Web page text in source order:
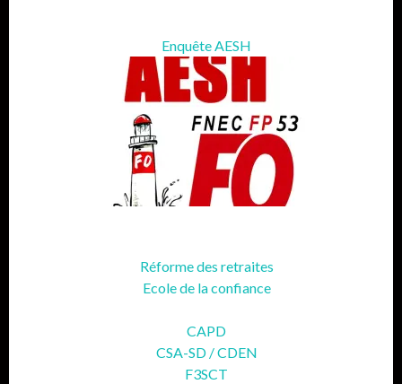
Enquête AESH
Réforme des retraites
Ecole de la confiance
CAPD
CSA-SD / CDEN
F3SCT